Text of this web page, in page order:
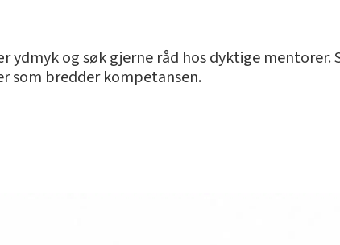
og søk gjerne råd hos dyktige mentorer.
som bredder kompetansen.